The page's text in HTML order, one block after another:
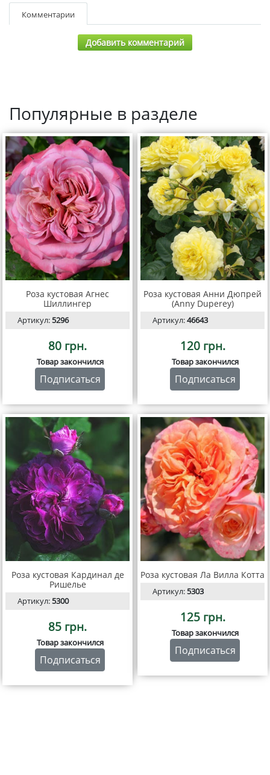
Комментарии
Добавить комментарий
Популярные в разделе
Роза кустовая Агнес
Шиллингер
Артикул:5296
80 грн.
Товар закончился
Подписаться
Роза кустовая Анни Дюпрей
(Anny Duperey)
Артикул:46643
120 грн.
Товар закончился
Подписаться
Роза кустовая Кардинал де
Ришелье
Артикул:5300
85 грн.
Товар закончился
Подписаться
Роза кустовая Ла Вилла Котта
Артикул:5303
125 грн.
Товар закончился
Подписаться